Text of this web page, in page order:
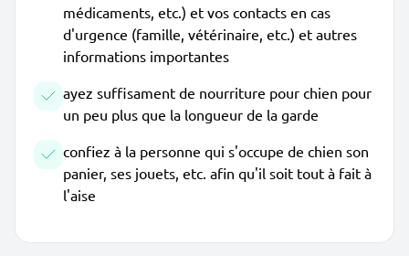
médicaments, etc.) et vos contacts en cas
d'urgence (famille, vétérinaire, etc.) et autres
informations importantes
ayez suffisament de nourriture pour chien pour
un peu plus que la longueur de la garde
confiez à la personne qui s'occupe de chien son
panier, ses jouets, etc. afin qu'il soit tout à fait à
l'aise